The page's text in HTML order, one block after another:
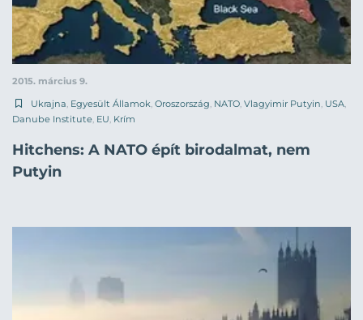
2015. március 9.
Ukrajna, Egyesült Államok, Oroszország, NATO, Vlagyimir Putyin, USA,
Danube Institute, EU, Krím
Hitchens: A NATO épít birodalmat, nem
Putyin